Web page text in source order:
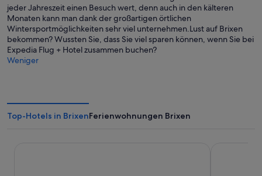
jeder Jahreszeit einen Besuch wert, denn auch in den kälteren
Monaten kann man dank der großartigen örtlichen
Wintersportmöglichkeiten sehr viel unternehmen.Lust auf Brixen
bekommen? Wussten Sie, dass Sie viel sparen können, wenn Sie bei
Expedia Flug + Hotel zusammen buchen?
Weniger
Top-Hotels in BrixenFerienwohnungen Brixen